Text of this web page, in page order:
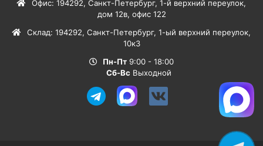
Офис: 194292, Санкт-Петербург, 1-й верхний переулок,
дом 12в, офис 122
Склад: 194292, Санкт-Петербург, 1-ый верхний переулок,
10к3
Пн-Пт 9:00 - 18:00
Сб-Вс Выходной